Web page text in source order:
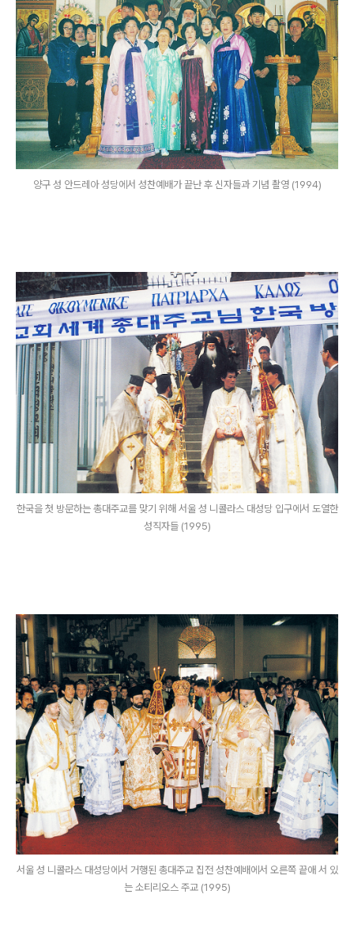
양구 성 안드레아 성당에서 성찬예배가 끝난 후 신자들과 기념 촬영 (1994)
한국을 첫 방문하는 총대주교를 맞기 위해 서울 성 니콜라스 대성당 입구에서 도열한
성직자들 (1995)
서울 성 니콜라스 대성당에서 거행된 총대주교 집전 성찬예배에서 오른쪽 끝애 서 있
는 소티리오스 주교 (1995)